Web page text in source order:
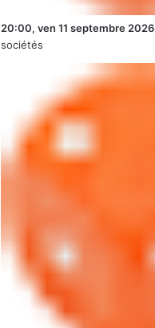
20:00, ven 11 septembre 2026
sociétés